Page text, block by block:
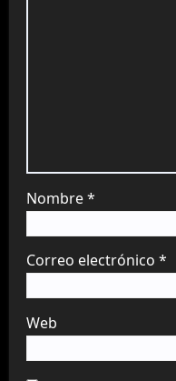
Nombre*
Correo electrónico *
Web